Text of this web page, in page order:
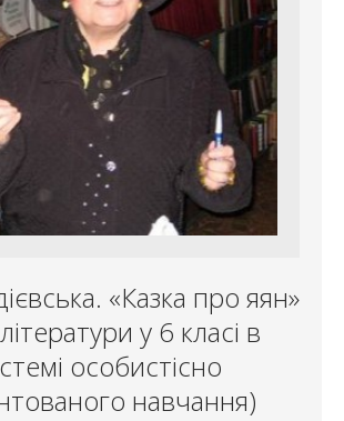
«Казка про яян»
у 6 класі в
особистісно
навчання)